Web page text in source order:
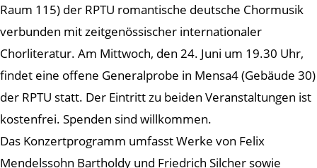
Raum 115) der RPTU romantische deutsche Chormusik
verbunden mit zeitgenössischer internationaler
Chorliteratur. Am Mittwoch, den 24. Juni um 19.30 Uhr,
findet eine offene Generalprobe in Mensa4 (Gebäude 30)
der RPTU statt. Der Eintritt zu beiden Veranstaltungen ist
kostenfrei. Spenden sind willkommen.
Das Konzertprogramm umfasst Werke von Felix
Mendelssohn Bartholdy und Friedrich Silcher sowie